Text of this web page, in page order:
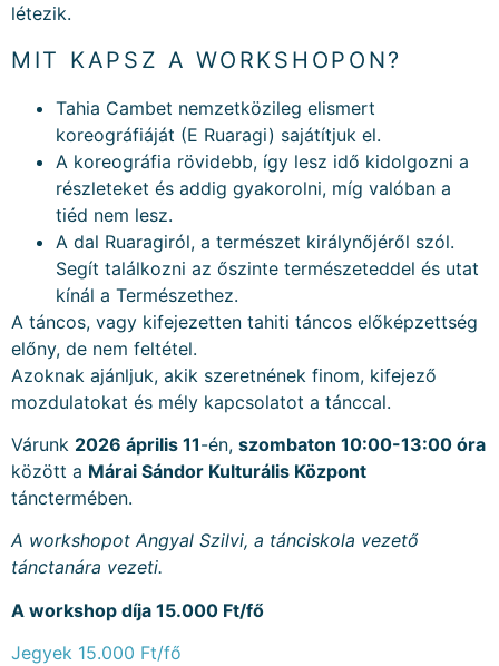
létezik.
MIT KAPSZ A WORKSHOPON?
Tahia Cambet nemzetközileg elismert
koreográfiáját (E Ruaragi) sajátítjuk el.
A koreográfia rövidebb, így lesz idő kidolgozni a
részleteket és addig gyakorolni, míg valóban a
tiéd nem lesz.
A dal Ruaragiról, a természet királynőjéről szól.
Segít találkozni az őszinte természeteddel és utat
kínál a Természethez.
A táncos, vagy kifejezetten tahiti táncos előképzettség
előny, de nem feltétel.
Azoknak ajánljuk, akik szeretnének finom, kifejező
mozdulatokat és mély kapcsolatot a tánccal.
Várunk 2026 április 11-én, szombaton 10:00-13:00 óra
között a Márai Sándor Kulturális Központ
tánctermében.
A workshopot Angyal Szilvi, a tánciskola vezető
tánctanára vezeti.
A workshop díja 15.000 Ft/fő
Jegyek 15.000 Ft/fő